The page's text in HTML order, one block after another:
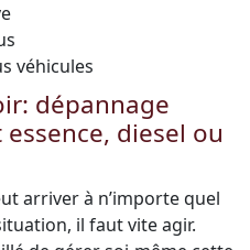
véhicules
dépannage
diesel ou
arriver à n’importe quel
il faut vite agir.